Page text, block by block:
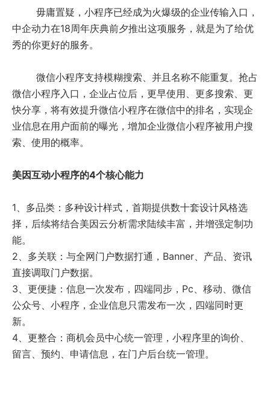
毋庸置疑，小程序已经成为火爆级的企业传输入口，
中企动力在18周年庆典前夕推出这项服务，就是为了给优
秀的你更好的服务。
微信小程序支持模糊搜索、并且名称不能重复。抢占
微信小程序入口，企业占位后，更早使用、更多搜索、更
快分享，将有效提升微信小程序在微信中的排名，实现企
业信息在用户面前的曝光，增加企业微信小程序被用户搜
索、使用的概率。
美因互动小程序的4个核心能力
1、多品类：多种设计样式，首期提供数十套设计风格选
择，后续将结合美因云分析需求陆续丰富，并增强定制功
能。
2、多关联：与全网门户数据打通，Banner、产品、资讯
直接调取门户数据。
3、更便捷：信息一次发布，四端同步，Pc、移动、微信
公众号、小程序，企业信息只需发布一次，四端同时更
新。
4、更整合：商机会员中心统一管理，小程序里的询价、
留言、预约、申请信息，在门户后台统一管理。